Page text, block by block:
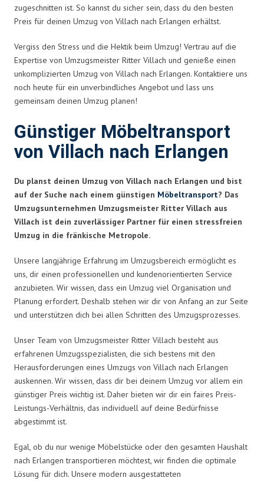
zugeschnitten ist. So kannst du sicher sein, dass du den besten
Preis für deinen Umzug von Villach nach Erlangen erhältst.
Vergiss den Stress und die Hektik beim Umzug! Vertrau auf die
Expertise von Umzugsmeister Ritter Villach und genieße einen
unkomplizierten Umzug von Villach nach Erlangen. Kontaktiere uns
noch heute für ein unverbindliches Angebot und lass uns
gemeinsam deinen Umzug planen!
Günstiger Möbeltransport
von Villach nach Erlangen
Du planst deinen Umzug von Villach nach Erlangen und bist
auf der Suche nach einem günstigen Möbeltransport? Das
Umzugsunternehmen Umzugsmeister Ritter Villach aus
Villach ist dein zuverlässiger Partner für einen stressfreien
Umzug in die fränkische Metropole.
Unsere langjährige Erfahrung im Umzugsbereich ermöglicht es
uns, dir einen professionellen und kundenorientierten Service
anzubieten. Wir wissen, dass ein Umzug viel Organisation und
Planung erfordert. Deshalb stehen wir dir von Anfang an zur Seite
und unterstützen dich bei allen Schritten des Umzugsprozesses.
Unser Team von Umzugsmeister Ritter Villach besteht aus
erfahrenen Umzugsspezialisten, die sich bestens mit den
Herausforderungen eines Umzugs von Villach nach Erlangen
auskennen. Wir wissen, dass dir bei deinem Umzug vor allem ein
günstiger Preis wichtig ist. Daher bieten wir dir ein faires Preis-
Leistungs-Verhältnis, das individuell auf deine Bedürfnisse
abgestimmt ist.
Egal, ob du nur wenige Möbelstücke oder den gesamten Haushalt
nach Erlangen transportieren möchtest, wir finden die optimale
Lösung für dich. Unsere modern ausgestatteten